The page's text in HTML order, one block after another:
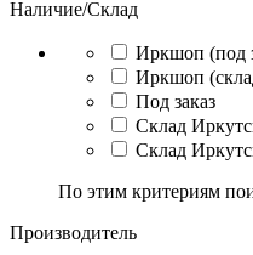
Наличие/Склад
Иркшоп (под
Иркшоп
Под заказ
Склад
Склад
По этим критериям
Производитель